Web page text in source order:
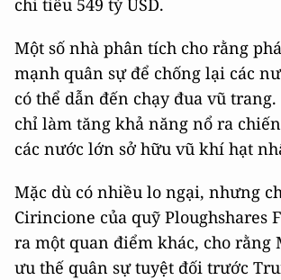
chi tiêu 549 tỷ USD.
Một số nhà phân tích cho rằng
mạnh quân sự để chống lại các
có thể dẫn đến chạy đua vũ
chỉ làm tăng khả năng nổ ra
các nước lớn sở hữu vũ khí hạt
Mặc dù có nhiều lo ngại, nhưng
Cirincione của quỹ Ploughshares
ra một quan điểm khác, cho rằng
ưu thế quân sự tuyệt đối trước